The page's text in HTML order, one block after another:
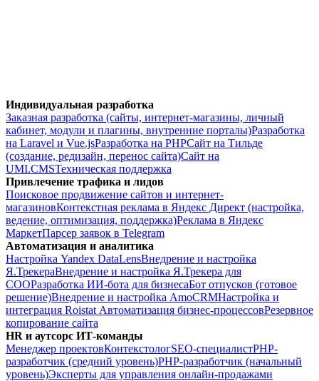
Индивидуальная разработка
Заказная разработка (сайты, интернет-магазины, личный
кабинет, модули и плагины, внутренние порталы)Разработка
на Laravel и Vue.jsРазработка на PHPСайт на Тильде
(создание, редизайн, перенос сайта)Сайт на
UMI.CMSТехническая поддержка
Привлечение трафика и лидов
Поисковое продвижение сайтов и интернет-
магазиновКонтекстная реклама в Яндекс Директ (настройка,
ведение, оптимизация, поддержка)Реклама в Яндекс
МаркетПарсер заявок в Telegram
Автоматизация и аналитика
Настройка Yandex DataLensВнедрение и настройка
Я.ТрекераВнедрение и настройка Я.Трекера для
СООРазработка ИИ-бота для бизнесаБот отпусков (готовое
решение)Внедрение и настройка AmoCRMНастройка и
интеграция Roistat Автоматизация бизнес-процессовРезервное
копирование сайта
HR и аутсорс ИТ-команды
Менеджер проектовКонтекстологSEO-специалистPHP-
разработчик (средний уровень)PHP-разработчик (начальный
уровень)Эксперты для управления онлайн-продажами